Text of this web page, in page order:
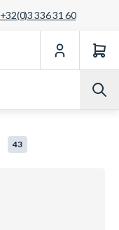
+32(0)3 336 31 60
43